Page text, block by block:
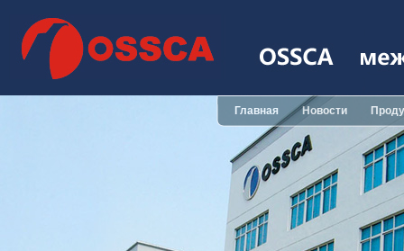
Главная Новости